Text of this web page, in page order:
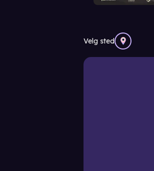
Velg sted